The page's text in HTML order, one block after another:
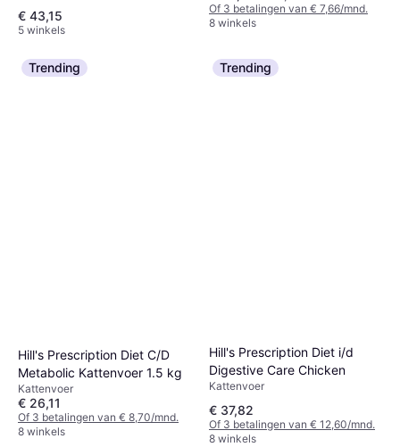
€ 43,15
5 winkels
Of 3 betalingen van € 7,66/mnd.
8 winkels
Trending
Hill's Prescription Diet C/D
Metabolic Kattenvoer 1.5 kg
Kattenvoer
€ 26,11
Of 3 betalingen van € 8,70/mnd.
8 winkels
Trending
Hill's Prescription Diet i/d
Digestive Care Chicken
Kattenvoer
€ 37,82
Of 3 betalingen van € 12,60/mnd.
8 winkels